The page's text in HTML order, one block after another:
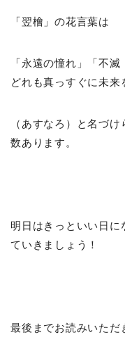
「翌檜」の花言葉は
「永遠の憧れ」「不
どれも真っすぐに未来
（あすなろ）と名づ
数あります。
明日はきっといい日に
ていきましょう！
最後までお読みいただ